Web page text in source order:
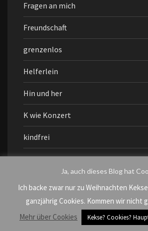
Fragen an mich
Freundschaft
grenzenlos
Helferlein
Hin und her
K wie Konzert
kindfrei
KuKu
moi
Ja, auch dieses Blog hat
Ich backe zwar nur zu Weihnachten
ganzjährig Cookies. Kommen wir nicht
Mehr über Cookies
Kekse? Cookies?